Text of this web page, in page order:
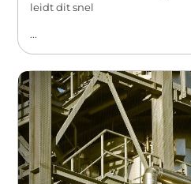
leidt dit snel
...